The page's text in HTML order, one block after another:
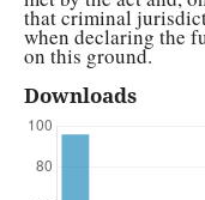
that criminal
when declaring the
on this ground.
Downloads